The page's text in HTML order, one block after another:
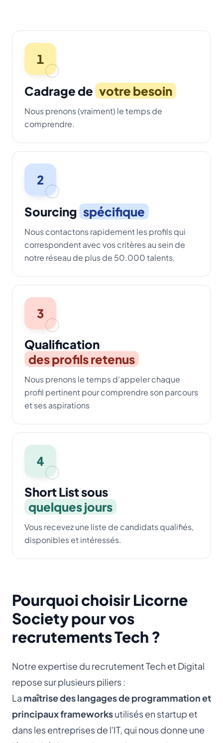
1
Cadrage de votre besoin
Nous prenons (vraiment) le temps de
comprendre.
2
Sourcing spécifique
Nous contactons rapidement les profils qui
correspondent avec vos critères au sein de
notre réseau de plus de 50.000 talents.
3
Qualification
des profils retenus
Nous prenons le temps d'appeler chaque
profil pertinent pour comprendre son parcours
et ses aspirations
4
Short List sous
quelques jours
Vous recevez une liste de candidats qualifiés,
disponibles et intéressés.
Pourquoi choisir Licorne
Society pour vos
recrutements Tech ?
Notre expertise du recrutement Tech et Digital
repose sur plusieurs piliers :
La maîtrise des langages de programmation et
principaux frameworksutilisés en startup et
dans les entreprises de l'IT, qui nous donne une